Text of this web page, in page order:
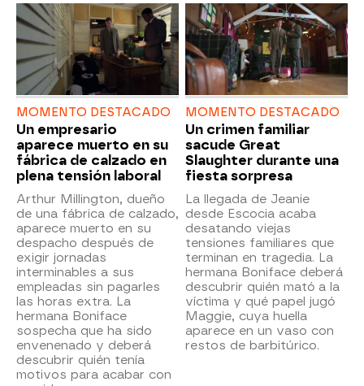
MOMENTO DESTACADO
Un empresario
aparece muerto en su
fábrica de calzado en
plena tensión laboral
Arthur Millington, dueño
de una fábrica de calzado,
aparece muerto en su
despacho después de
exigir jornadas
interminables a sus
empleadas sin pagarles
las horas extra. La
hermana Boniface
sospecha que ha sido
envenenado y deberá
descubrir quién tenía
motivos para acabar con
MOMENTO DESTACADO
Un crimen familiar
sacude Great
Slaughter durante una
fiesta sorpresa
La llegada de Jeanie
desde Escocia acaba
desatando viejas
tensiones familiares que
terminan en tragedia. La
hermana Boniface deberá
descubrir quién mató a la
víctima y qué papel jugó
Maggie, cuya huella
aparece en un vaso con
restos de barbitúrico.